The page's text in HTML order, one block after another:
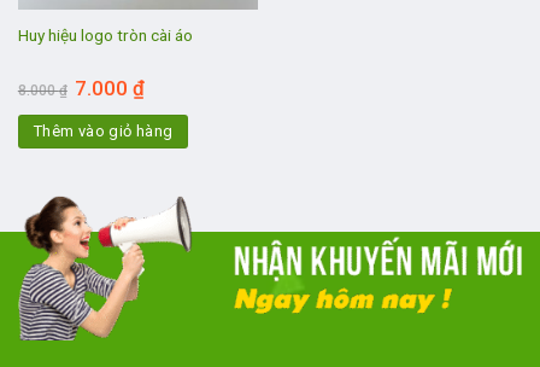
Huy hiệu logo tròn cài áo
8.000₫ Giá
gốc
là:
8.000 ₫.
7.000₫Giá
tại
là:
7.000 ₫.
Thêm vào giỏ hàng